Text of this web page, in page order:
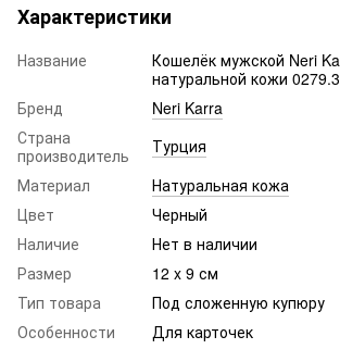
Характеристики
Название
Кошелёк мужской Neri
натуральной кожи
Бренд
Neri Karra
Страна
производитель
Турция
Материал
Натуральная кожа
Цвет
Черный
Наличие
Нет в наличии
Размер
12 x 9 см
Тип товара
Под сложенную купюру
Особенности
Для карточек